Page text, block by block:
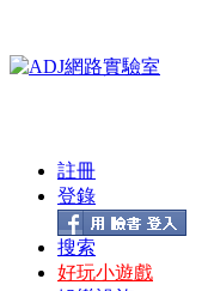
註冊
登錄
搜索
好玩小遊戲